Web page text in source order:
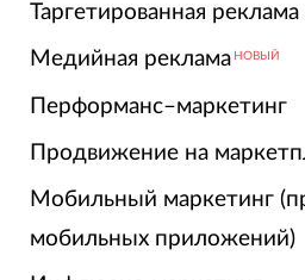
Таргетированная реклама
Медийная реклама НОВЫЙ
Перформанс–маркетинг
Продвижение на
Мобильный маркетинг
мобильных приложений)